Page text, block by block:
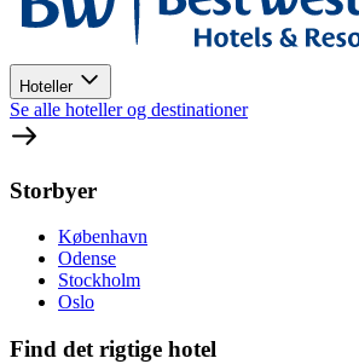
Hoteller
Se alle hoteller og destinationer
Storbyer
København
Odense
Stockholm
Oslo
Find det rigtige hotel